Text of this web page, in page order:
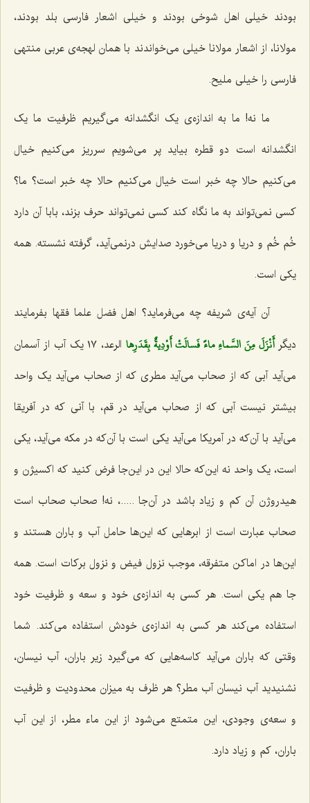
بودند خیلی اهل شوخی بودند و خیلی اشعار فارسی بلد بودند،
مولانا، از اشعار مولانا خیلی می‌خواندند با همان لهجه‌ی عربی منتهی
فارسی را خیلی ملیح.
ما نه! ما به اندازه‌ی یک انگشدانه می‌گیریم ظرفیت ما یک
انگشدانه است دو قطره بیاید پر می‌شویم سرریز می‌کنیم خیال
می‌کنیم حالا چه خبر است خیال می‌کنیم حالا چه خبر است؟ ما؟
کسی نمی‌تواند به ما نگاه کند کسی نمی‌تواند حرف بزند، بابا آن دارد
خُم خُم و دریا و دریا می‌خورد صدایش درنمی‌آید، گرفته نشسته. همه
یکی است.
آن آیه‌ی شریفه چه می‌فرماید؟ اهل فضل علما فقها بفرمایند
دیگرأَنْزَلَ مِنَ السَّماءِ ماءً فَسالَتْ أَوْدِيةٌ بِقَدَرِها
الرعد، ١٧ یک آب از آسمان
می‌آید آبی که از صحاب می‌آید مطری که از صحاب می‌آید یک واحد
بیشتر نیست آبی که از صحاب می‌آید در قم، با آنی که در آفریقا
می‌آید با آن‌که در آمریکا می‌آید یکی است با آن‌که در مکه می‌آید، یکی
است، یک واحد نه این‌که حالا این در این‌جا فرض کنید که اکسیژن و
هیدروژن آن کم و زیاد باشد در آن‌جا .....، نه! صحاب صحاب است
صحاب عبارت است از ابرهایی که این‌ها حامل آب و باران هستند و
این‌ها در اماکن متفرقه، موجب نزول فیض و نزول برکات است. همه
جا هم یکی است. هر کسی به اندازه‌ی خود و سعه و ظرفیت خود
استفاده می‌کند هر کسی به اندازه‌ی خودش استفاده می‌کند. شما
وقتی که باران می‌آید کاسه‌هایی که می‌گیرد زیر باران، آب نیسان،
نشنیدید آب نیسان آب مطر؟ هر ظرف به میزان محدودیت و ظرفیت
و سعه‌ی وجودی، این متمتع می‌شود از این ماء مطر، از این آب
باران، کم و زیاد دارد.